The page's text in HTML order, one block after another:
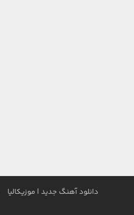
دانلود آهنگ جدید | موزیکالیا